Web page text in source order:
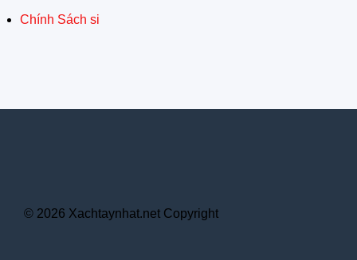
Chính Sách si
© 2026 Xachtaynhat.net Copyright